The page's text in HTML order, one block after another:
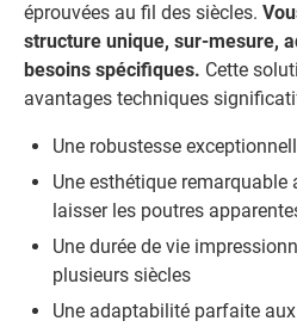
éprouvées au fil des siècles.
structure unique, sur-mesure,
besoins spécifiques. Cette
avantages techniques
Une robustesse
Une esthétique
laisser les poutres
Une durée de vie
plusieurs siècles
Une adaptabilité parfaite